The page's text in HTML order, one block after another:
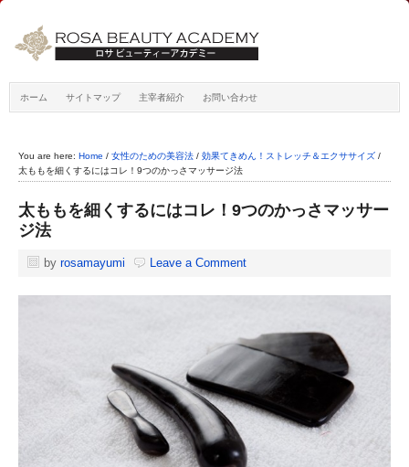
ホーム サイトマップ 主宰者紹介 お問い合わせ
You are here: Home / 女性のための美容法 / 効果てきめん！ストレッチ＆エクササイズ /
太ももを細くするにはコレ！9つのかっさマッサージ法
太ももを細くするにはコレ！9つのかっさマッサー
ジ法
by rosamayumi Leave a Comment